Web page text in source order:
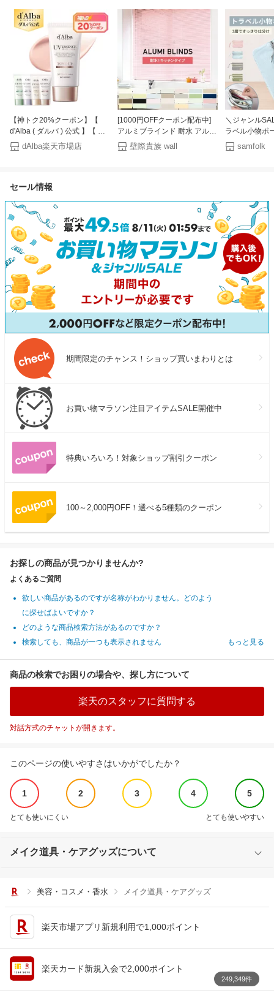
【神トク20%クーポン】【
d'Alba ( ダルバ ) 公式 】【 選
べる トーンアップUV下地
SPF50+ PA++++ 50ml 】 日焼
激 美容
dAlba楽天市場店
[1000円OFFクーポン配布中]
アルミブラインド 耐水 アルミ
ブラインドカーテン 浴室 オー
ダー ブラインドカーテン アル
壁際貴族 wall
＼ジャンル
ラベル小物ポ
ケース 小銭入
かわいい 可愛
ント ギフト
samfolk
セール情報
期間限定のチャンス！ショップ買いまわりとは
お買い物マラソン注目アイテムSALE開催中
特典いろいろ！対象ショップ割引クーポン
100～2,000円OFF！選べる5種類のクーポン
お探しの商品が見つかりませんか?
よくあるご質問
欲しい商品があるのですが名称がわかりません。どのよう
に探せばよいですか？
どのような商品検索方法があるのですか？
検索しても、商品が一つも表示されません
もっと見る
商品の検索でお困りの場合や、探し方について
楽天のスタッフに質問する
対話方式のチャットが開きます。
このページの使いやすさはいかがでしたか？
1 2 3 4 5
とても使いにくい とても使いやすい
メイク道具・ケアグッズについて
美容・コスメ・香水 メイク道具・ケアグッズ
楽天市場アプリ新規利用で1,000ポイント
楽天カード新規入会で2,000ポイント
249,349件